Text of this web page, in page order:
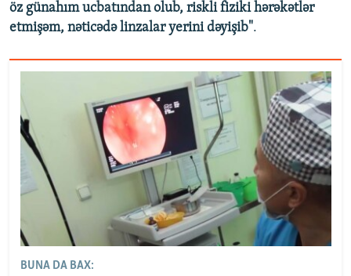
öz günahım ucbatından olub, riskli fiziki hərəkətlər
etmişəm, nəticədə linzalar yerini dəyişib".
BUNA DA BAX: